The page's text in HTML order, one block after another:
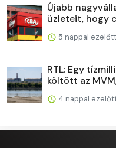
Újabb
üzleteit, hogy
5 nappal ezelőtt
RTL: Egy
költött az
4 nappal